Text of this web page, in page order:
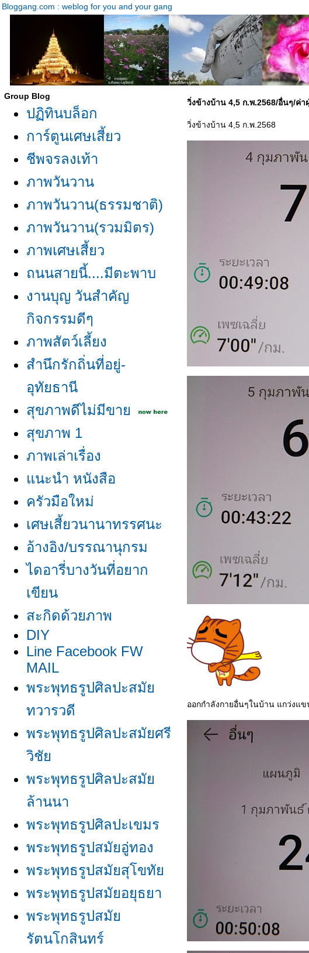
Bloggang.com : weblog for you and your gang
Group Blog
ปฏิทินบล็อก
การ์ตูนเศษเสี้ยว
ชีพจรลงเท้า
ภาพวันวาน
ภาพวันวาน(ธรรมชาติ)
ภาพวันวาน(รวมมิตร)
ภาพเศษเสี้ยว
ถนนสายนี้....มีตะพาบ
งานบุญ วันสำคัญ
กิจกรรมดีๆ
ภาพสัตว์เลี้ยง
สำนึกรักถิ่นที่อยู่-
อุทัยธานี
สุขภาพดีไม่มีขา
สุขภาพ 1
ภาพเล่าเรื่อง
นะนำ หนังสือ
ครัวมือใหม่
เศษเสี้ยวนานาทรรศนะ
อ้างอิง/บรรณานุกรม
ไดอารี่บางวันที่อยาก
เขียน
สะกิดด้วยภาพ
DIY
Line Facebook FW
MAIL
พระพุทธรูปศิลปะสมั
ทวารวดี
พระพุทธรูปศิลปะสมัยศรี
วิชั
พระพุทธรูปศิลปะสมั
ล้านนา
พระพุทธรูปศิลปะเขมร
พระพุทธรูปสมัยอู่ทอง
พระพุทธรูปสมัยสุโขทั
พระพุทธรูปสมัยอยุธยา
พระพุทธรูปสมั
รัตนโกสินทร์
วิ่งข้างบ้าน 4,5 ก.พ.2568/อื่นๆ/ค่
วิ่งข้างบ้าน 4,5 ก.พ.2568
ออกกำลังกายอื่นๆในบ้าน แกว่งแ